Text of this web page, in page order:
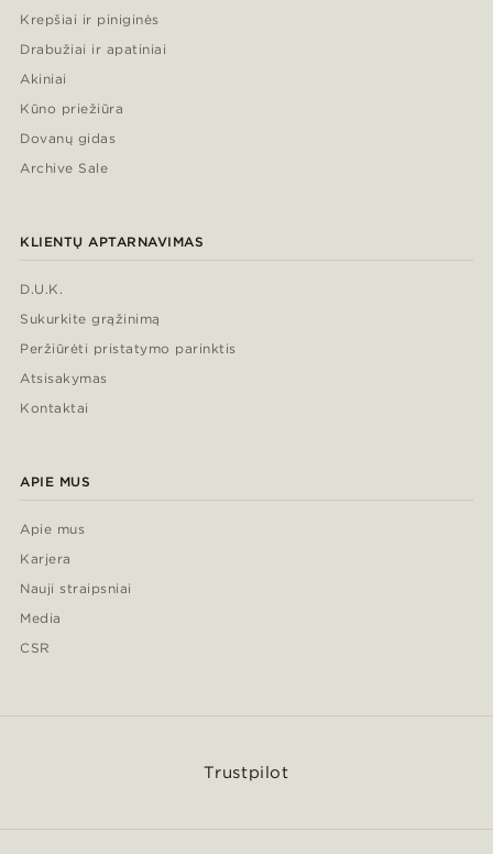
Krepšiai ir piniginės
Drabužiai ir apatiniai
Akiniai
Kūno priežiūra
Dovanų gidas
Archive Sale
KLIENTŲ APTARNAVIMAS
D.U.K.
Sukurkite grąžinimą
Peržiūrėti pristatymo parinktis
Atsisakymas
Kontaktai
APIE MUS
Apie mus
Karjera
Nauji straipsniai
Media
CSR
Trustpilot